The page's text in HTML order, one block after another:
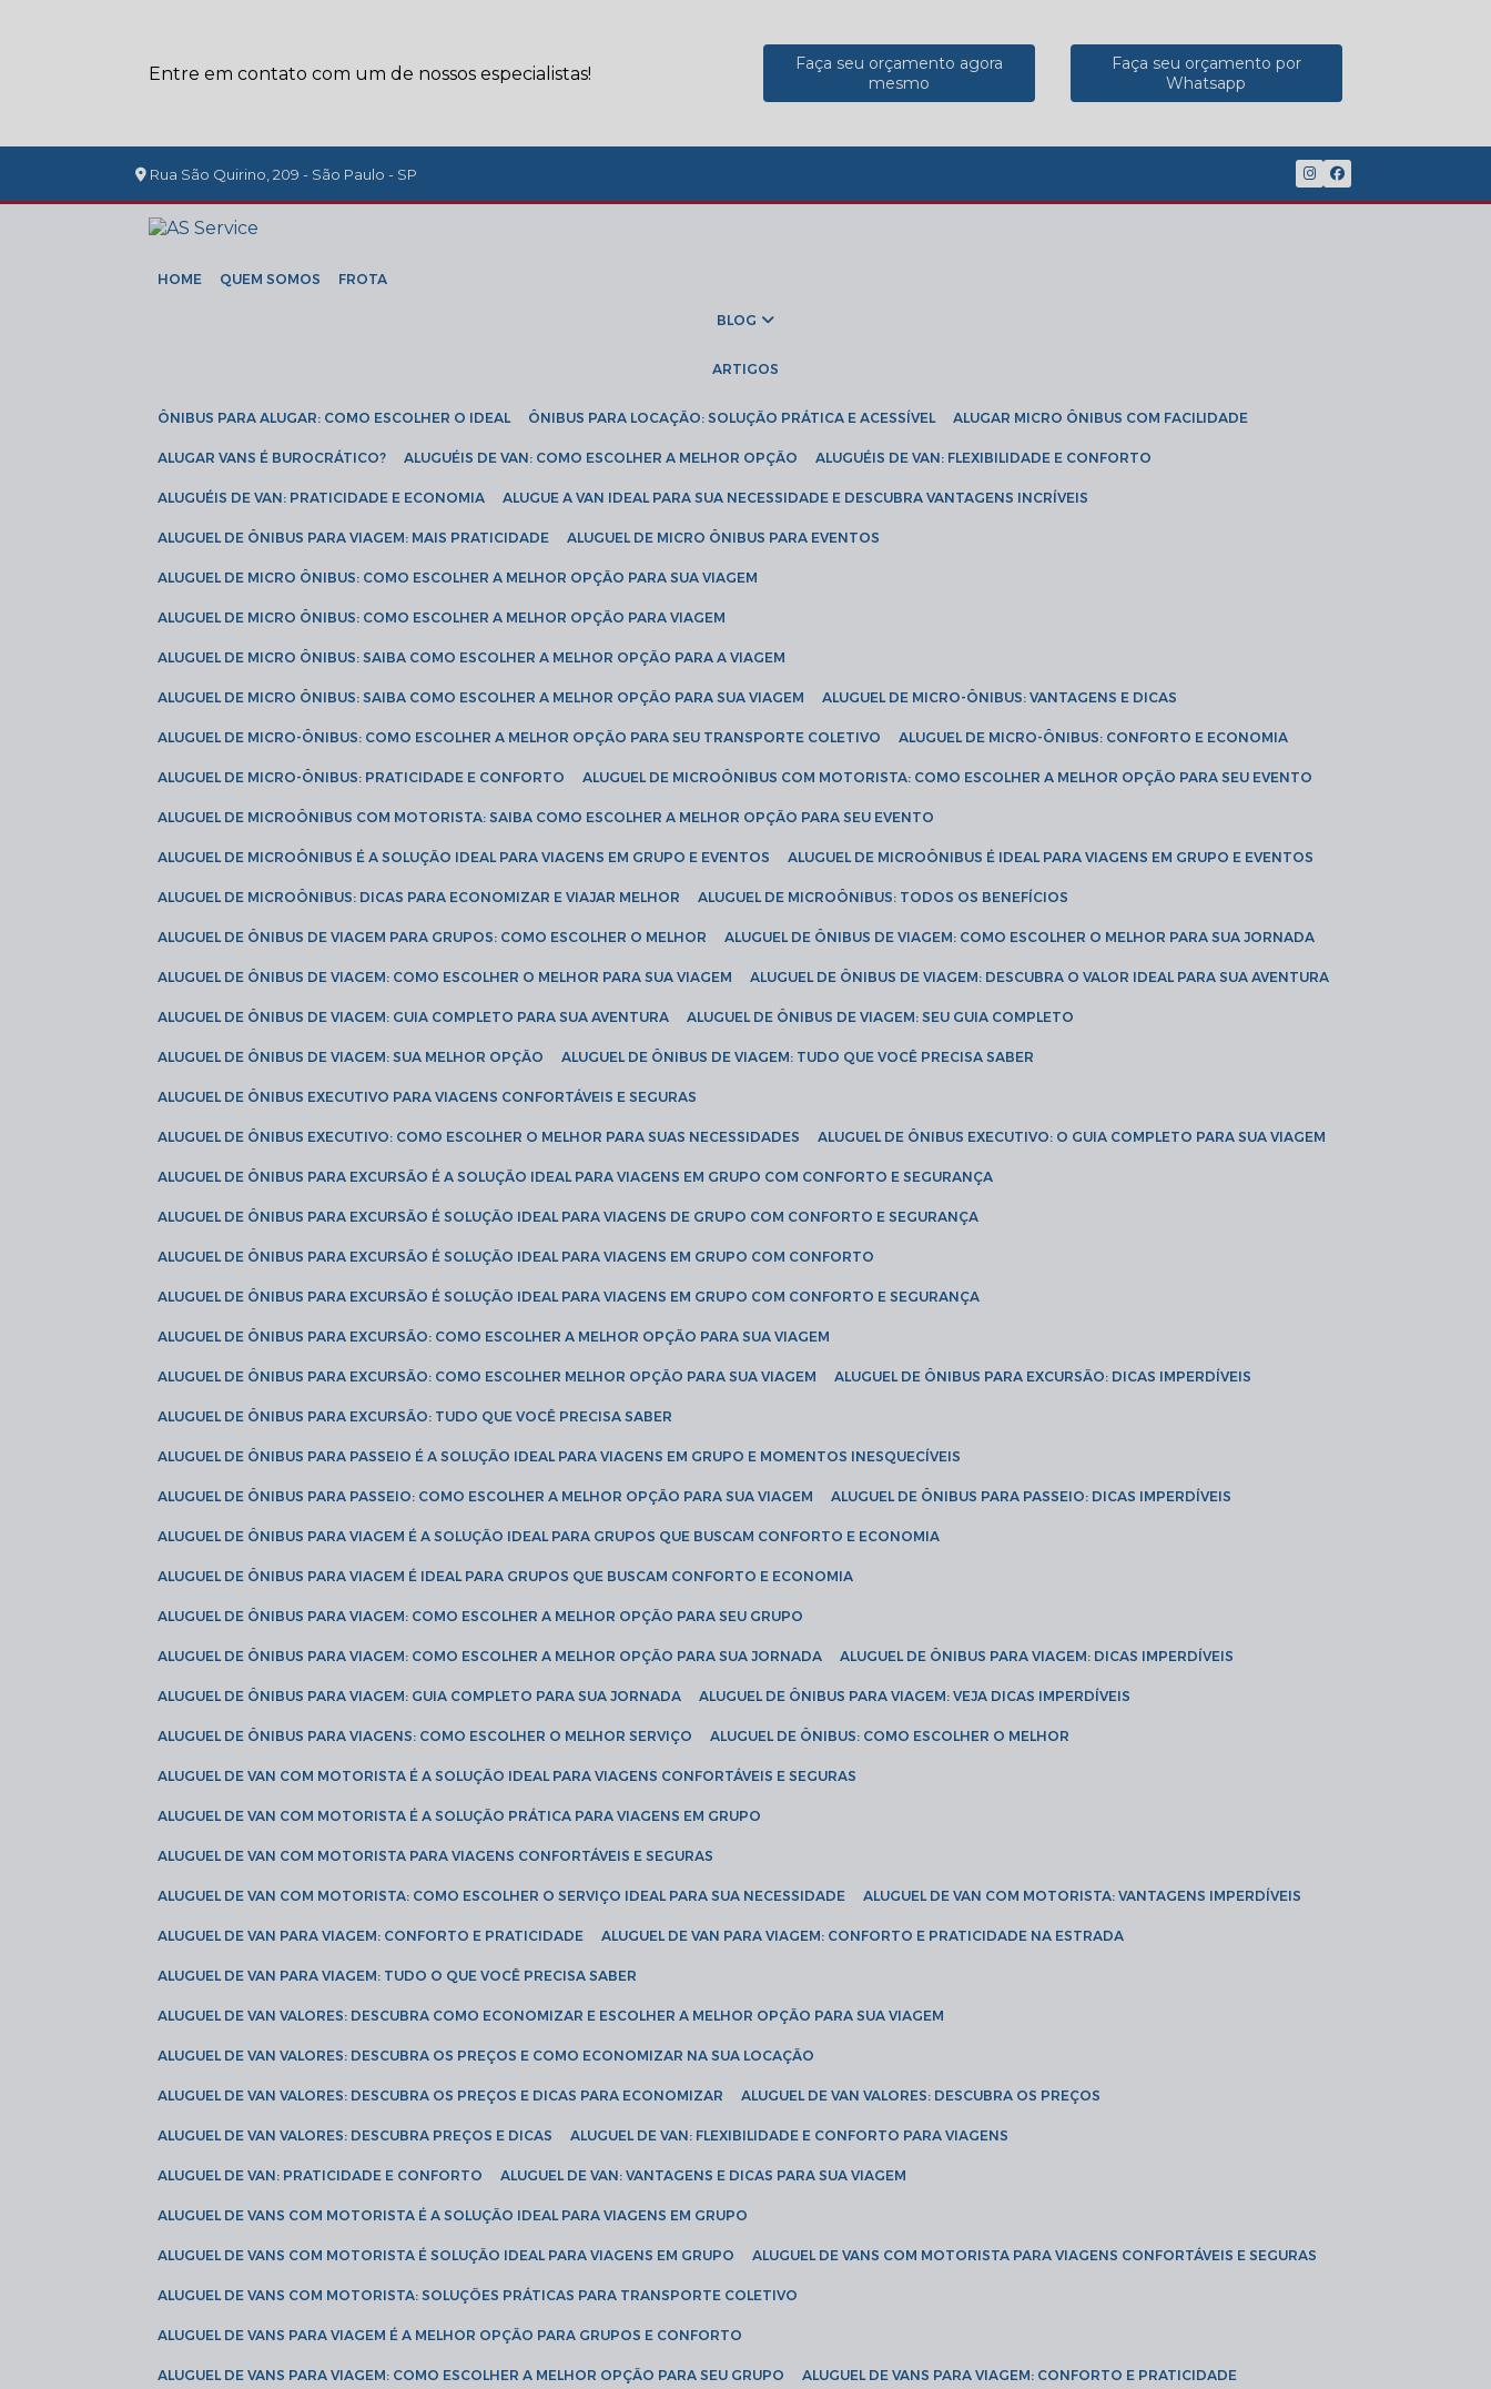
Entre em contato com um de nossos especialistas!
Faça seu orçamento agora
mesmo
Faça seu orçamento por
Whatsapp
Rua São Quirino, 209 - São Paulo - SP
HOME QUEM SOMOS FROTA
BLOG
ARTIGOS
ÔNIBUS PARA ALUGAR: COMO ESCOLHER O IDEAL ÔNIBUS PARA LOCAÇÃO: SOLUÇÃO PRÁTICA E ACESSÍVEL ALUGAR MICRO ÔNIBUS COM FACILIDADE
ALUGAR VANS É BUROCRÁTICO? ALUGUÉIS DE VAN: COMO ESCOLHER A MELHOR OPÇÃO ALUGUÉIS DE VAN: FLEXIBILIDADE E CONFORTO
ALUGUÉIS DE VAN: PRATICIDADE E ECONOMIA ALUGUE A VAN IDEAL PARA SUA NECESSIDADE E DESCUBRA VANTAGENS INCRÍVEIS
ALUGUEL DE ÔNIBUS PARA VIAGEM: MAIS PRATICIDADE ALUGUEL DE MICRO ÔNIBUS PARA EVENTOS
ALUGUEL DE MICRO ÔNIBUS: COMO ESCOLHER A MELHOR OPÇÃO PARA SUA VIAGEM
ALUGUEL DE MICRO ÔNIBUS: COMO ESCOLHER A MELHOR OPÇÃO PARA VIAGEM
ALUGUEL DE MICRO ÔNIBUS: SAIBA COMO ESCOLHER A MELHOR OPÇÃO PARA A VIAGEM
ALUGUEL DE MICRO ÔNIBUS: SAIBA COMO ESCOLHER A MELHOR OPÇÃO PARA SUA VIAGEM ALUGUEL DE MICRO-ÔNIBUS: VANTAGENS E DICAS
ALUGUEL DE MICRO-ÔNIBUS: COMO ESCOLHER A MELHOR OPÇÃO PARA SEU TRANSPORTE COLETIVO ALUGUEL DE MICRO-ÔNIBUS: CONFORTO E ECONOMIA
ALUGUEL DE MICRO-ÔNIBUS: PRATICIDADE E CONFORTO ALUGUEL DE MICROÔNIBUS COM MOTORISTA: COMO ESCOLHER A MELHOR OPÇÃO PARA SEU EVENTO
ALUGUEL DE MICROÔNIBUS COM MOTORISTA: SAIBA COMO ESCOLHER A MELHOR OPÇÃO PARA SEU EVENTO
ALUGUEL DE MICROÔNIBUS É A SOLUÇÃO IDEAL PARA VIAGENS EM GRUPO E EVENTOS ALUGUEL DE MICROÔNIBUS É IDEAL PARA VIAGENS EM GRUPO E EVENTOS
ALUGUEL DE MICROÔNIBUS: DICAS PARA ECONOMIZAR E VIAJAR MELHOR ALUGUEL DE MICROÔNIBUS: TODOS OS BENEFÍCIOS
ALUGUEL DE ÔNIBUS DE VIAGEM PARA GRUPOS: COMO ESCOLHER O MELHOR ALUGUEL DE ÔNIBUS DE VIAGEM: COMO ESCOLHER O MELHOR PARA SUA JORNADA
ALUGUEL DE ÔNIBUS DE VIAGEM: COMO ESCOLHER O MELHOR PARA SUA VIAGEM ALUGUEL DE ÔNIBUS DE VIAGEM: DESCUBRA O VALOR IDEAL PARA SUA AVENTURA
ALUGUEL DE ÔNIBUS DE VIAGEM: GUIA COMPLETO PARA SUA AVENTURA ALUGUEL DE ÔNIBUS DE VIAGEM: SEU GUIA COMPLETO
ALUGUEL DE ÔNIBUS DE VIAGEM: SUA MELHOR OPÇÃO ALUGUEL DE ÔNIBUS DE VIAGEM: TUDO QUE VOCÊ PRECISA SABER
ALUGUEL DE ÔNIBUS EXECUTIVO PARA VIAGENS CONFORTÁVEIS E SEGURAS
ALUGUEL DE ÔNIBUS EXECUTIVO: COMO ESCOLHER O MELHOR PARA SUAS NECESSIDADES ALUGUEL DE ÔNIBUS EXECUTIVO: O GUIA COMPLETO PARA SUA VIAGEM
ALUGUEL DE ÔNIBUS PARA EXCURSÃO É A SOLUÇÃO IDEAL PARA VIAGENS EM GRUPO COM CONFORTO E SEGURANÇA
ALUGUEL DE ÔNIBUS PARA EXCURSÃO É SOLUÇÃO IDEAL PARA VIAGENS DE GRUPO COM CONFORTO E SEGURANÇA
ALUGUEL DE ÔNIBUS PARA EXCURSÃO É SOLUÇÃO IDEAL PARA VIAGENS EM GRUPO COM CONFORTO
ALUGUEL DE ÔNIBUS PARA EXCURSÃO É SOLUÇÃO IDEAL PARA VIAGENS EM GRUPO COM CONFORTO E SEGURANÇA
ALUGUEL DE ÔNIBUS PARA EXCURSÃO: COMO ESCOLHER A MELHOR OPÇÃO PARA SUA VIAGEM
ALUGUEL DE ÔNIBUS PARA EXCURSÃO: COMO ESCOLHER MELHOR OPÇÃO PARA SUA VIAGEM ALUGUEL DE ÔNIBUS PARA EXCURSÃO: DICAS IMPERDÍVEIS
ALUGUEL DE ÔNIBUS PARA EXCURSÃO: TUDO QUE VOCÊ PRECISA SABER
ALUGUEL DE ÔNIBUS PARA PASSEIO É A SOLUÇÃO IDEAL PARA VIAGENS EM GRUPO E MOMENTOS INESQUECÍVEIS
ALUGUEL DE ÔNIBUS PARA PASSEIO: COMO ESCOLHER A MELHOR OPÇÃO PARA SUA VIAGEM ALUGUEL DE ÔNIBUS PARA PASSEIO: DICAS IMPERDÍVEIS
ALUGUEL DE ÔNIBUS PARA VIAGEM É A SOLUÇÃO IDEAL PARA GRUPOS QUE BUSCAM CONFORTO E ECONOMIA
ALUGUEL DE ÔNIBUS PARA VIAGEM É IDEAL PARA GRUPOS QUE BUSCAM CONFORTO E ECONOMIA
ALUGUEL DE ÔNIBUS PARA VIAGEM: COMO ESCOLHER A MELHOR OPÇÃO PARA SEU GRUPO
ALUGUEL DE ÔNIBUS PARA VIAGEM: COMO ESCOLHER A MELHOR OPÇÃO PARA SUA JORNADA ALUGUEL DE ÔNIBUS PARA VIAGEM: DICAS IMPERDÍVEIS
ALUGUEL DE ÔNIBUS PARA VIAGEM: GUIA COMPLETO PARA SUA JORNADA ALUGUEL DE ÔNIBUS PARA VIAGEM: VEJA DICAS IMPERDÍVEIS
ALUGUEL DE ÔNIBUS PARA VIAGENS: COMO ESCOLHER O MELHOR SERVIÇO ALUGUEL DE ÔNIBUS: COMO ESCOLHER O MELHOR
ALUGUEL DE VAN COM MOTORISTA É A SOLUÇÃO IDEAL PARA VIAGENS CONFORTÁVEIS E SEGURAS
ALUGUEL DE VAN COM MOTORISTA É A SOLUÇÃO PRÁTICA PARA VIAGENS EM GRUPO
ALUGUEL DE VAN COM MOTORISTA PARA VIAGENS CONFORTÁVEIS E SEGURAS
ALUGUEL DE VAN COM MOTORISTA: COMO ESCOLHER O SERVIÇO IDEAL PARA SUA NECESSIDADE ALUGUEL DE VAN COM MOTORISTA: VANTAGENS IMPERDÍVEIS
ALUGUEL DE VAN PARA VIAGEM: CONFORTO E PRATICIDADE ALUGUEL DE VAN PARA VIAGEM: CONFORTO E PRATICIDADE NA ESTRADA
ALUGUEL DE VAN PARA VIAGEM: TUDO O QUE VOCÊ PRECISA SABER
ALUGUEL DE VAN VALORES: DESCUBRA COMO ECONOMIZAR E ESCOLHER A MELHOR OPÇÃO PARA SUA VIAGEM
ALUGUEL DE VAN VALORES: DESCUBRA OS PREÇOS E COMO ECONOMIZAR NA SUA LOCAÇÃO
ALUGUEL DE VAN VALORES: DESCUBRA OS PREÇOS E DICAS PARA ECONOMIZAR ALUGUEL DE VAN VALORES: DESCUBRA OS PREÇOS
ALUGUEL DE VAN VALORES: DESCUBRA PREÇOS E DICAS ALUGUEL DE VAN: FLEXIBILIDADE E CONFORTO PARA VIAGENS
ALUGUEL DE VAN: PRATICIDADE E CONFORTO ALUGUEL DE VAN: VANTAGENS E DICAS PARA SUA VIAGEM
ALUGUEL DE VANS COM MOTORISTA É A SOLUÇÃO IDEAL PARA VIAGENS EM GRUPO
ALUGUEL DE VANS COM MOTORISTA É SOLUÇÃO IDEAL PARA VIAGENS EM GRUPO ALUGUEL DE VANS COM MOTORISTA PARA VIAGENS CONFORTÁVEIS E SEGURAS
ALUGUEL DE VANS COM MOTORISTA: SOLUÇÕES PRÁTICAS PARA TRANSPORTE COLETIVO
ALUGUEL DE VANS PARA VIAGEM É A MELHOR OPÇÃO PARA GRUPOS E CONFORTO
ALUGUEL DE VANS PARA VIAGEM: COMO ESCOLHER A MELHOR OPÇÃO PARA SEU GRUPO ALUGUEL DE VANS PARA VIAGEM: CONFORTO E PRATICIDADE